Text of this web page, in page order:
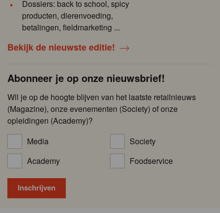
Dossiers: back to school, spicy
producten, dierenvoeding,
betalingen, fieldmarketing ...
Bekijk de nieuwste editie!
Abonneer je op onze nieuwsbrief!
Wil je op de hoogte blijven van het laatste retailnieuws
(Magazine), onze evenementen (Society) of onze
opleidingen (Academy)?
Media
Society
Academy
Foodservice